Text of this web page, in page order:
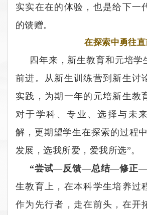
实实在在的体验，也是给下一
的馈赠。
在探索中勇往直
四年来，新生教育和元培学
前进。从新生训练营到新生讨
实践，为期一年的元培新生教
对于学科、专业、选择与未
解，更期望学生在探索的过程
发展，选我所爱，爱我所选”。
“尝试—反馈—总结—修正
生教育上，在本科学生培养过
作为先行者，走在前头，在开